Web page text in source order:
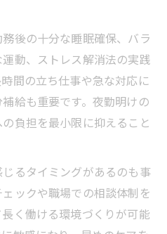
後の十分な睡眠確保、バラ
動、ストレス解消法の実践
間の立ち仕事や急な対応に
給も重要です。夜勤明けの
負担を最小限に抑えること
じるタイミングがあるのも事
ックや職場での相談体制を
く働ける環境づくりが可能